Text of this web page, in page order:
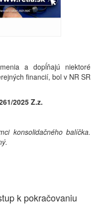
a dopĺňajú niektoré
financií, bol v NR SR
2025 Z.z.
konsolidačného balíčka.
k pokračovaniu